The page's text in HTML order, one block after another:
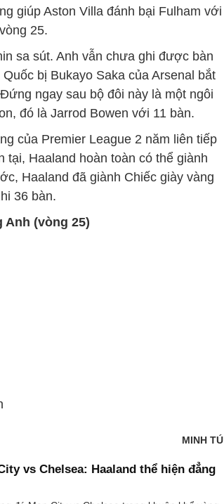
giúp Aston Villa đánh bại Fulham với
25.
sa sút. Anh vẫn chưa ghi được bàn
bị Bukayo Saka của Arsenal bắt
ngay sau bộ đôi này là một ngôi
đó là Jarrod Bowen với 11 bàn.
của Premier League 2 năm liên tiếp
tại, Haaland hoàn toàn có thể giành
Haaland đã giành Chiếc giày vàng
36 bàn.
Anh (vòng 25)
MINH TÚ
vs Chelsea: Haaland thể hiện đẳng